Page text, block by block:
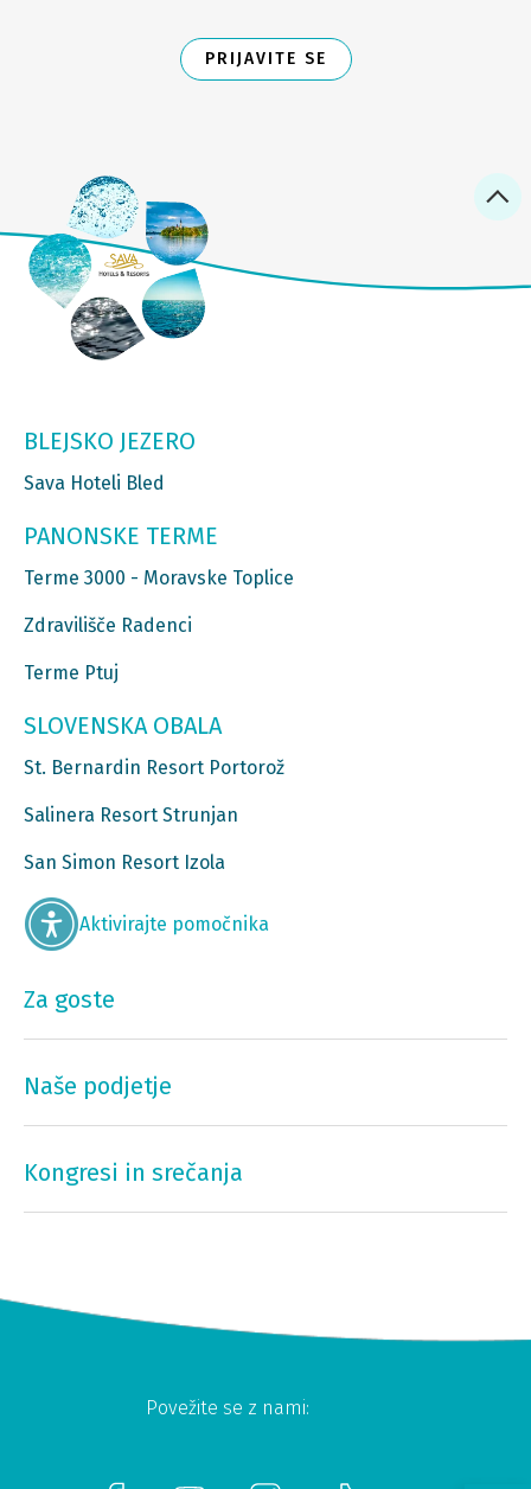
PRIJAVITE SE
BLEJSKO JEZERO
Sava Hoteli Bled
PANONSKE TERME
Terme 3000 - Moravske Toplice
Zdravilišče Radenci
Terme Ptuj
SLOVENSKA OBALA
St. Bernardin Resort Portorož
Salinera Resort Strunjan
San Simon Resort Izola
Aktivirajte pomočnika
Za goste
Naše podjetje
Kongresi in srečanja
Povežite se z nami: